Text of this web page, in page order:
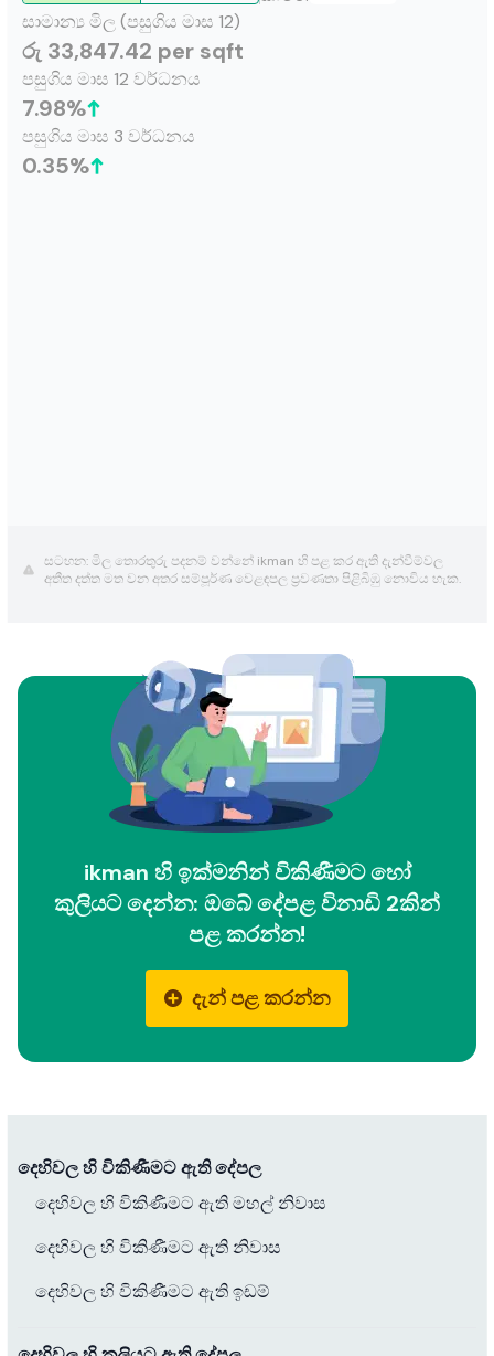
සාමාන්‍ය මිල (පසුගිය මාස 12)
රු 33,847.42 per sqft
පසුගිය මාස 12 වර්ධනය
7.98%
පසුගිය මාස 3 වර්ධනය
0.35%
සටහන: මිල තොරතුරු පදනම් වන්නේ ikman හි පළ කර ඇති දැන්වීම්වල
අතීත දත්ත මත වන අතර සම්පූර්ණ වෙළඳපල ප්‍රවණතා පිළිබිඹු නොවිය හැක.
ikman හි ඉක්මනින් විකිණීමට හෝ
කුලියට දෙන්න: ඔබේ දේපළ විනාඩි 2කින්
පළ කරන්න!
දැන් පළ කරන්න
දෙහිවල හි විකිණීමට ඇති දේපල
දෙහිවල හි විකිණීමට ඇති මහල් නිවාස
දෙහිවල හි විකිණීමට ඇති නිවාස
දෙහිවල හි විකිණීමට ඇති ඉඩම්